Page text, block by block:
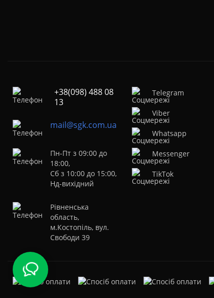
+38(098) 488 08
13
mail@sgk.com.ua
Пн-Пт з 09:00 до
18:00,
Сб з 10:00 до 15:00,
Нд-вихідний
Рівненська
область,
м.Костопіль, вул.
Свободи 39
Telegram
Viber
Whatsapp
Messenger
TikTok